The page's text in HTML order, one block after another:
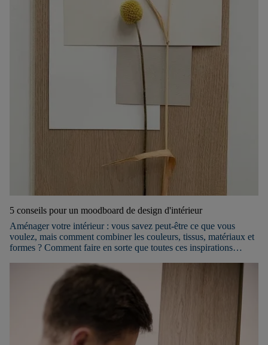
5 conseils pour un moodboard de design d'intérieur
Aménager votre intérieur : vous savez peut-être ce que vous
voulez, mais comment combiner les couleurs, tissus, matériaux et
formes ? Comment faire en sorte que toutes ces inspirations
transformer ? La meilleure solution est de créer un moodboard !
Découvrez ci-dessous nos 5 conseils pour réaliser un moodboard